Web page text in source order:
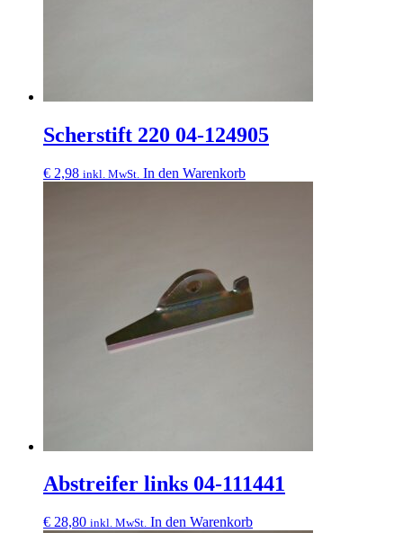
Scherstift 220 04-124905
€ 2,98 inkl. MwSt. In den Warenkorb
Abstreifer links 04-111441
€ 28,80 inkl. MwSt. In den Warenkorb